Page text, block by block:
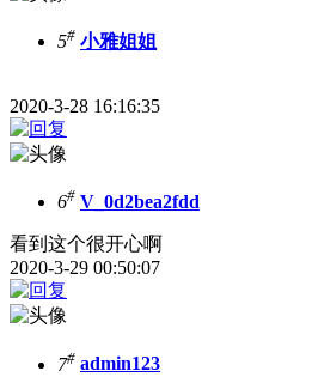
5# 小雅姐姐
2020-3-28 16:16:35
6# V_0d2bea2fdd
看到这个很开心啊
2020-3-29 00:50:07
7# admin123